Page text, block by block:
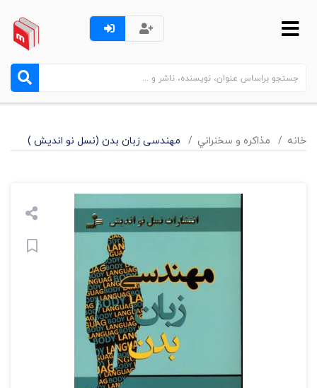
خانه مذاکره و سخنراني مهندسی زبان بدن (نسل نو اندیش )